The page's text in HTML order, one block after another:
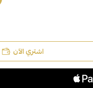
اشتري الآن